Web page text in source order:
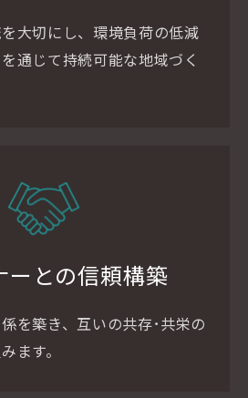
大切にし、環境負荷の低減
通じて持続可能な地域づく
ーとの信頼構築
を築き、互いの共存･共栄の
ます。